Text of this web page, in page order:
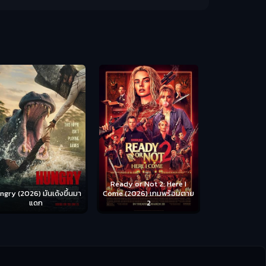
(2026) มันเด้งขึ้นมา
แดก
Ready or Not 2: Here I
Come (2026) เกมพร้อมตาย
2